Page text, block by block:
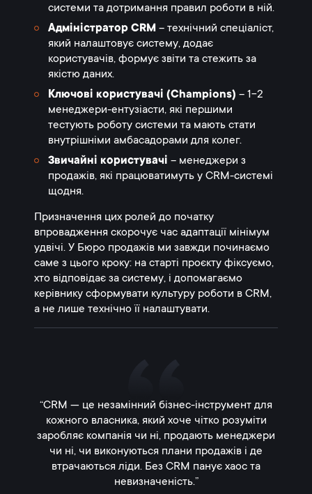
системи та дотримання правил роботи в ній.
Адміністратор CRM – технічний спеціаліст,
який налаштовує систему, додає
користувачів, формує звіти та стежить за
якістю даних.
Ключові користувачі (Champions) – 1-2
менеджери-ентузіасти, які першими
тестують роботу системи та мають стати
внутрішніми амбасадорами для колег.
Звичайні користувачі – менеджери з
продажів, які працюватимуть у CRM-системі
щодня.
Призначення цих ролей до початку
впровадження скорочує час адаптації мінімум
удвічі. У Бюро продажів ми завжди починаємо
саме з цього кроку: на старті проєкту фіксуємо,
хто відповідає за систему, і допомагаємо
керівнику сформувати культуру роботи в CRM,
а не лише технічно її налаштувати.
“CRM — це незамінний бізнес-інструмент для
кожного власника, який хоче чітко розуміти
заробляє компанія чи ні, продають менеджери
чи ні, чи виконуються плани продажів і де
втрачаються ліди. Без CRM панує хаос та
невизначеність.”